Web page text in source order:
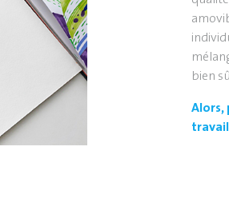
bien
Alors,